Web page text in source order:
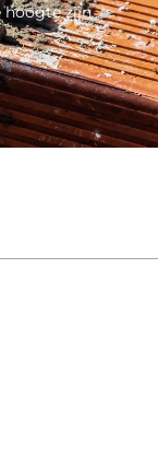
hoogte zijn